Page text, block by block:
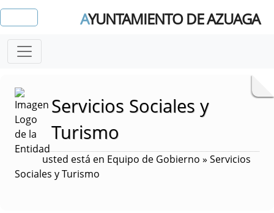
AYUNTAMIENTO DE AZUAGA
Servicios Sociales y
Turismo
usted está en Equipo de Gobierno » Servicios
Sociales y Turismo